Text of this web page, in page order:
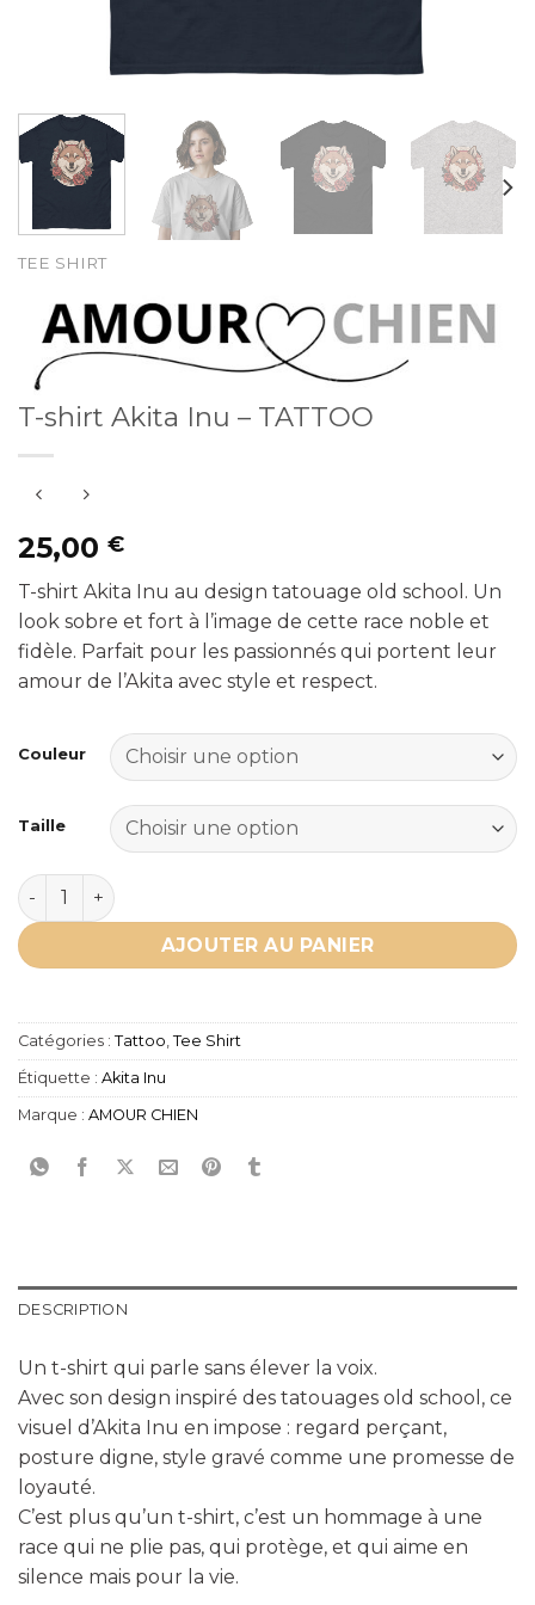
TEE SHIRT
T-shirt Akita Inu – TATTOO
25,00 €
T-shirt Akita Inu au design tatouage old school. Un
look sobre et fort à l’image de cette race noble et
fidèle. Parfait pour les passionnés qui portent leur
amour de l’Akita avec style et respect.
Couleur
Taille
quantité de T-shirt Akita Inu - TATTOO
AJOUTER AU PANIER
Catégories : Tattoo Tee Shirt
Étiquette : Akita Inu
Marque : AMOUR CHIEN
DESCRIPTION
Un t-shirt qui parle sans élever la voix.
Avec son design inspiré des tatouages old school, ce
visuel d’Akita Inu en impose : regard perçant,
posture digne, style gravé comme une promesse de
loyauté.
C’est plus qu’un t-shirt, c’est un hommage à une
race qui ne plie pas, qui protège, et qui aime en
silence mais pour la vie.